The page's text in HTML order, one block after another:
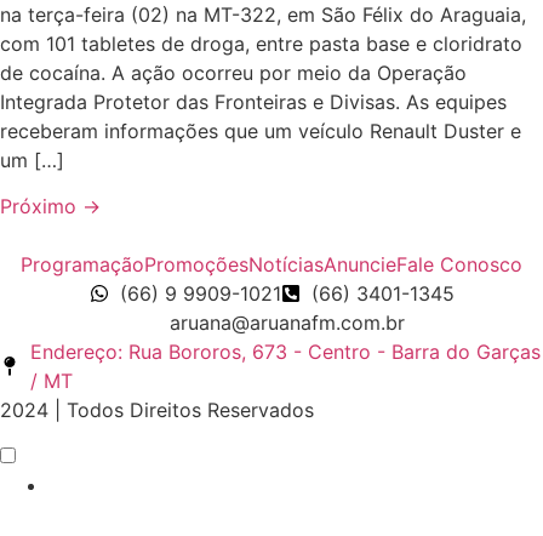
na terça-feira (02) na MT-322, em São Félix do Araguaia,
com 101 tabletes de droga, entre pasta base e cloridrato
de cocaína. A ação ocorreu por meio da Operação
Integrada Protetor das Fronteiras e Divisas. As equipes
receberam informações que um veículo Renault Duster e
um […]
Próximo →
ProgramaçãoPromoçõesNotíciasAnuncieFale Conosco
(66) 9 9909-1021
(66) 3401-1345
aruana@aruanafm.com.br
Endereço: Rua Bororos, 673 - Centro - Barra do Garças
/ MT
2024 | Todos Direitos Reservados